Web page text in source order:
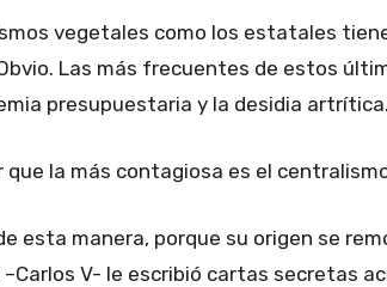
vegetales como los estatales
Las más frecuentes de estos
presupuestaria y la desidia artrítica.
que la más contagiosa es el
esta manera, porque su origen se
–Carlos V- le escribió cartas secretas